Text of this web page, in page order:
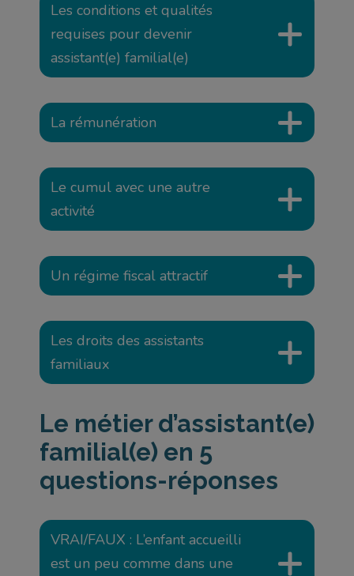
Les conditions et qualités
requises pour devenir
assistant(e) familial(e)
La rémunération
Le cumul avec une autre
activité
Un régime fiscal attractif
Les droits des assistants
familiaux
Le métier d’assistant(e)
familial(e) en 5
questions-réponses
VRAI/FAUX : L’enfant accueilli
est un peu comme dans une